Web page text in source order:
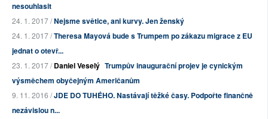
nesouhlasit
24. 1. 2017 /Nejsme světice, ani kurvy. Jen ženský
24. 1. 2017 /Theresa Mayová bude s Trumpem po zákazu migrace z EU
jednat o otevř...
23. 1. 2017 /Daniel Veselý Trumpův inaugurační projev je cynickým
výsměchem obyčejným Američanům
9. 11. 2016 /JDE DO TUHÉHO. Nastávají těžké časy. Podpořte finančně
nezávislou n...